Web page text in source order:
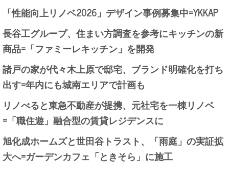
「性能向上リノベ2026」デザイン事例募集中=YKKAP
長谷工グループ、住まい方調査を参考にキッチンの新
商品=「ファミーレキッチン」を開発
諸戸の家が代々木上原で邸宅、ブランド明確化を打ち
出す=年内にも城南エリアで計画も
リノべると東急不動産が提携、元社宅を一棟リノベ
=「職住遊」融合型の賃貸レジデンスに
旭化成ホームズと世田谷トラスト、「雨庭」の実証拡
大へ=ガーデンカフェ「ときそら」に施工